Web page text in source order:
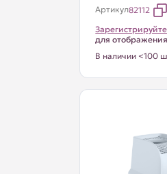
Артикул82112
для
В наличии <100